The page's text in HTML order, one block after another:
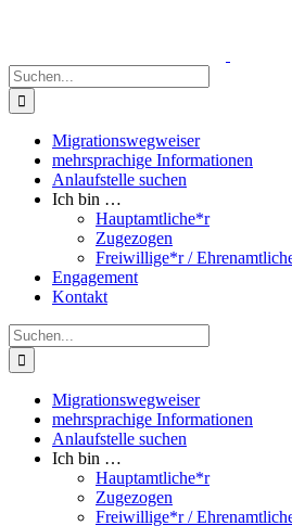
Suche
nach:
Migrationswegweiser
mehrsprachige Informationen
Anlaufstelle suchen
Ich bin …
Hauptamtliche*r
Zugezogen
Freiwillige*r /
Engagement
Kontakt
Suche
nach:
Migrationswegweiser
mehrsprachige Informationen
Anlaufstelle suchen
Ich bin …
Hauptamtliche*r
Zugezogen
Freiwillige*r /